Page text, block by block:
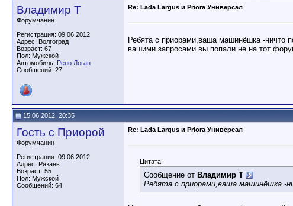
Владимир Т
Форумчанин
Регистрация: 09.06.2012
Адрес: Волгоград
Возраст: 67
Пол: Мужской
Автомобиль: Рено Логан
Сообщений: 27
Re: Lada Largus и Priora Универсал
Ребята с приорами,ваша машинёшка -ничто
вашими запросами вы попали не на тот
15.06.2012, 20:35
Гость с Приорой
Форумчанин
Регистрация: 09.06.2012
Адрес: Рязань
Возраст: 55
Пол: Мужской
Сообщений: 64
Re: Lada Largus и Priora Универсал
Цитата:
Сообщение от Владимир Т
Ребята с приорами,ваша машинёшка -